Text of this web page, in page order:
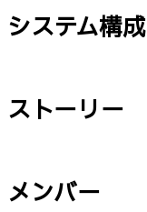
システム構成
ストーリー
メンバー